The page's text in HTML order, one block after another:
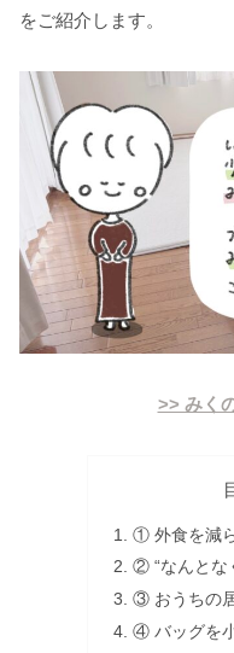
をご紹介します。
>> みく
① 外食を減
② “なんとな
③ おうちの
④ バッグを